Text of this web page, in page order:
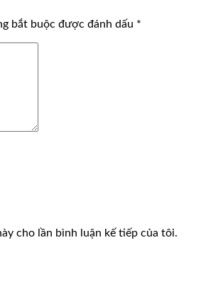
bắt buộc được đánh dấu *
cho lần bình luận kế tiếp của tôi.